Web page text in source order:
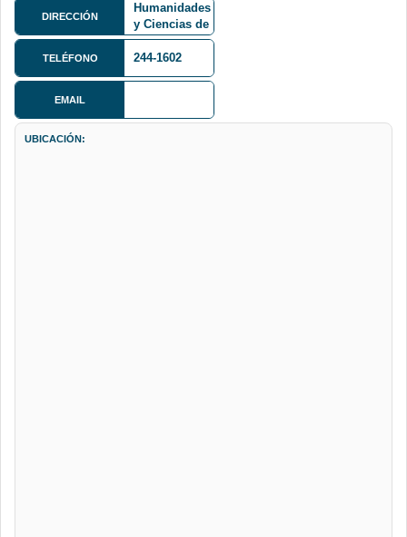
DIRECCIÓN
Humanidades
y Ciencias de
la Educación
TELÉFONO 244-1602
EMAIL
UBICACIÓN: